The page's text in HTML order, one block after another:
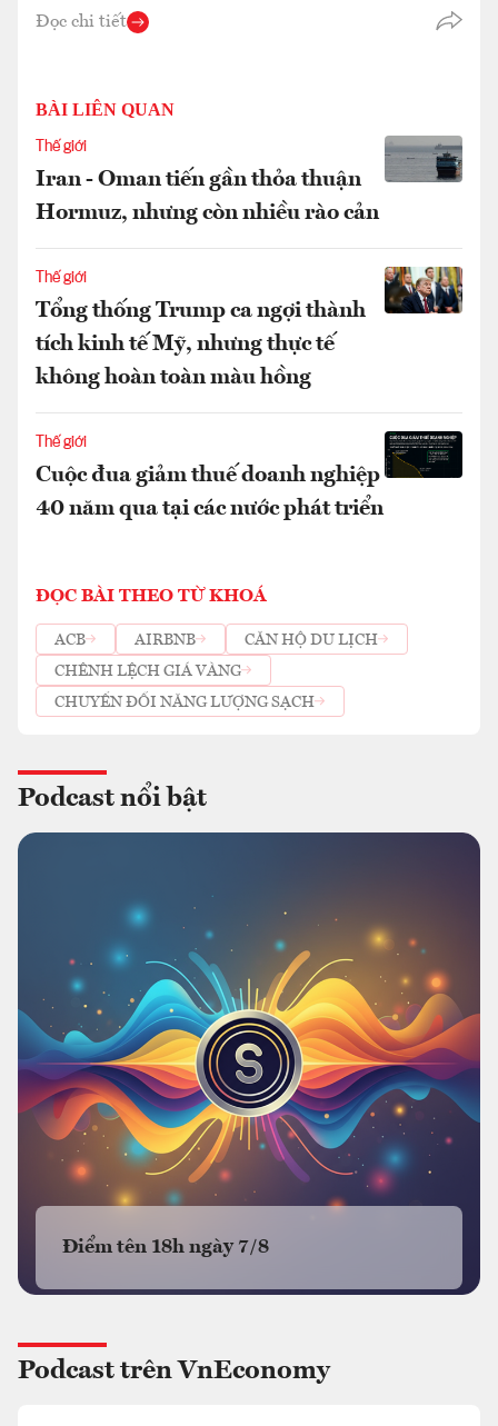
Đọc chi tiết
BÀI LIÊN QUAN
Thế giới
Iran - Oman tiến gần thỏa thuận
Hormuz, nhưng còn nhiều rào cản
Thế giới
Tổng thống Trump ca ngợi thành
tích kinh tế Mỹ, nhưng thực tế
không hoàn toàn màu hồng
Thế giới
Cuộc đua giảm thuế doanh nghiệp
40 năm qua tại các nước phát triển
ĐỌC BÀI THEO TỪ KHOÁ
ACB AIRBNB
CĂN HỘ DU LỊCH
CHÊNH LỆCH GIÁ VÀNG
CHUYỂN ĐỔI NĂNG LƯỢNG SẠCH
Podcast nổi bật
Điểm tên 18h ngày 7/8
Podcast trên VnEconomy